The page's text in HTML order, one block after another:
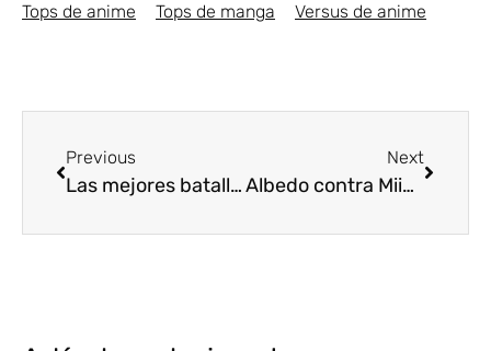
Tops de anime Tops de manga Versus de anime
Previous
Las mejores batallas de Boku no Hero Academia [Top5]
Next
Albedo contra Miia (Overlord y Monster Musume no Iru Nichijou)